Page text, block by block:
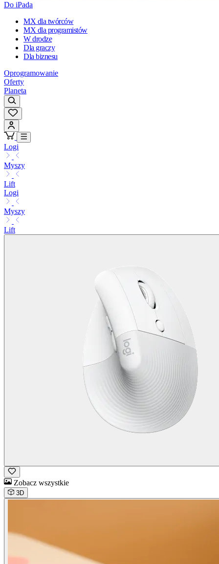
Do iPada
MX dla twórców
MX dla programistów
W drodze
Dla graczy
Dla biznesu
Oprogramowanie
Oferty
Planeta
Logi
Myszy
Lift
Logi
Myszy
Lift
Zobacz wszystkie
3D